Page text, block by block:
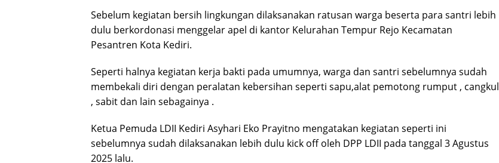
Sebelum kegiatan bersih lingkungan dilaksanakan ratusan warga beserta para santri lebih
dulu berkordonasi menggelar apel di kantor Kelurahan Tempur Rejo Kecamatan
Pesantren Kota Kediri.
Seperti halnya kegiatan kerja bakti pada umumnya, warga dan santri sebelumnya sudah
membekali diri dengan peralatan kebersihan seperti sapu,alat pemotong rumput , cangkul
, sabit dan lain sebagainya .
Ketua Pemuda LDII Kediri Asyhari Eko Prayitno mengatakan kegiatan seperti ini
sebelumnya sudah dilaksanakan lebih dulu kick off oleh DPP LDII pada tanggal 3 Agustus
2025 lalu.